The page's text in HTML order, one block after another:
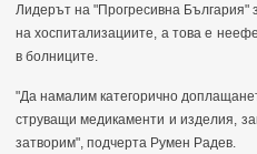
Лидерът на "Прогресивна България"
на хоспитализациите, а това е
в болниците.
"Да намалим категорично
струващи медикаменти и изделия,
затворим", подчерта Румен Радев.